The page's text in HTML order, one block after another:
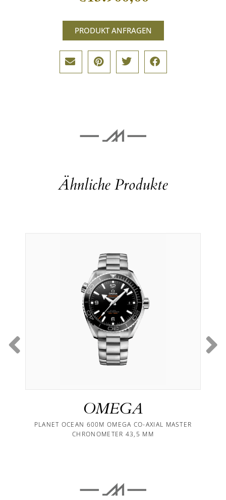
PRODUKT ANFRAGEN
Ähnliche Produkte
OMEGA
PLANET OCEAN 600M OMEGA CO-AXIAL MASTER
CHRONOMETER 43,5 MM